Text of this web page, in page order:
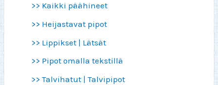
>> Kaikki päähineet
>> Heijastavat pipot
>> Lippikset | Lätsät
>> Pipot omalla tekstillä
>> Talvihatut | Talvipipot